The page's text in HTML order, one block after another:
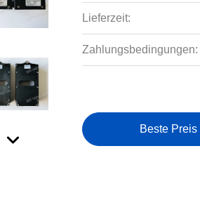
Lieferzeit:
Zahlungsbedingungen:
Beste Preis